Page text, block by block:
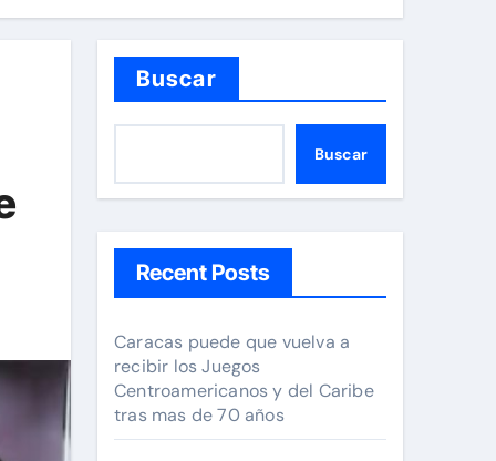
Buscar
Buscar
Recent Posts
Caracas puede que vuelva a
recibir los Juegos
Centroamericanos y del Caribe
tras mas de 70 años